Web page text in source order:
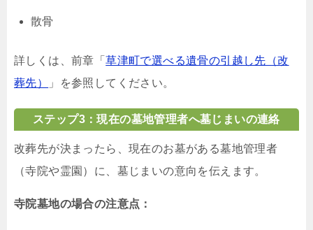
散骨
詳しくは、前章「草津町で選べる遺骨の引越し先（改
葬先）
」を参照してください。
ステップ3：現在の墓地管理者へ墓じまいの連絡
改葬先が決まったら、現在のお墓がある墓地管理者
（寺院や霊園）に、墓じまいの意向を伝えます。
寺院墓地の場合の注意点：